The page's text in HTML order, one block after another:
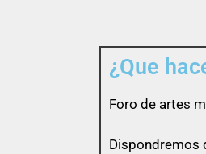
¿Que
Foro de artes
Dispondremos